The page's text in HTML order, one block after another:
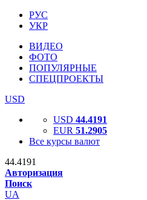
РУС
УКР
ВИДЕО
ФОТО
ПОПУЛЯРНЫЕ
СПЕЦПРОЕКТЫ
USD
USD 44.4191
EUR 51.2905
Все курсы валют
44.4191
Авторизация
Поиск
UA